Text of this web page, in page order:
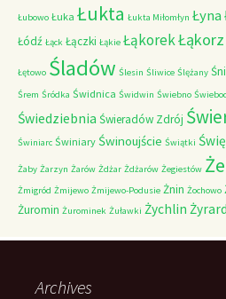
Łubowo Łuka Łukta Łukta Miłomłyn Łyna
Łódź Łąck Łączki Łąkie ŁąkorekŁąkorz
Łętowo Śladów Ślesin Śliwice Ślężany
Śrem Śródka Świdnica Świdwin Świebno
Świedziebnia Świeradów Zdrój
Świniarc Świniary Świnoujście Świątki
Żaby Żarzyn Żarów Żdżar Żdżarów Żegiestów
Żmigród Żmijewo Żmijewo-Podusie Żnin Żochowo
Żuromin Żurominek Żuławki Żychlin
Archives